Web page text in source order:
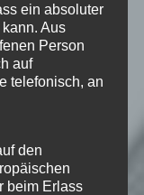
ein absoluter
Aus
Person
auf
telefonisch, an
den
beim Erlass